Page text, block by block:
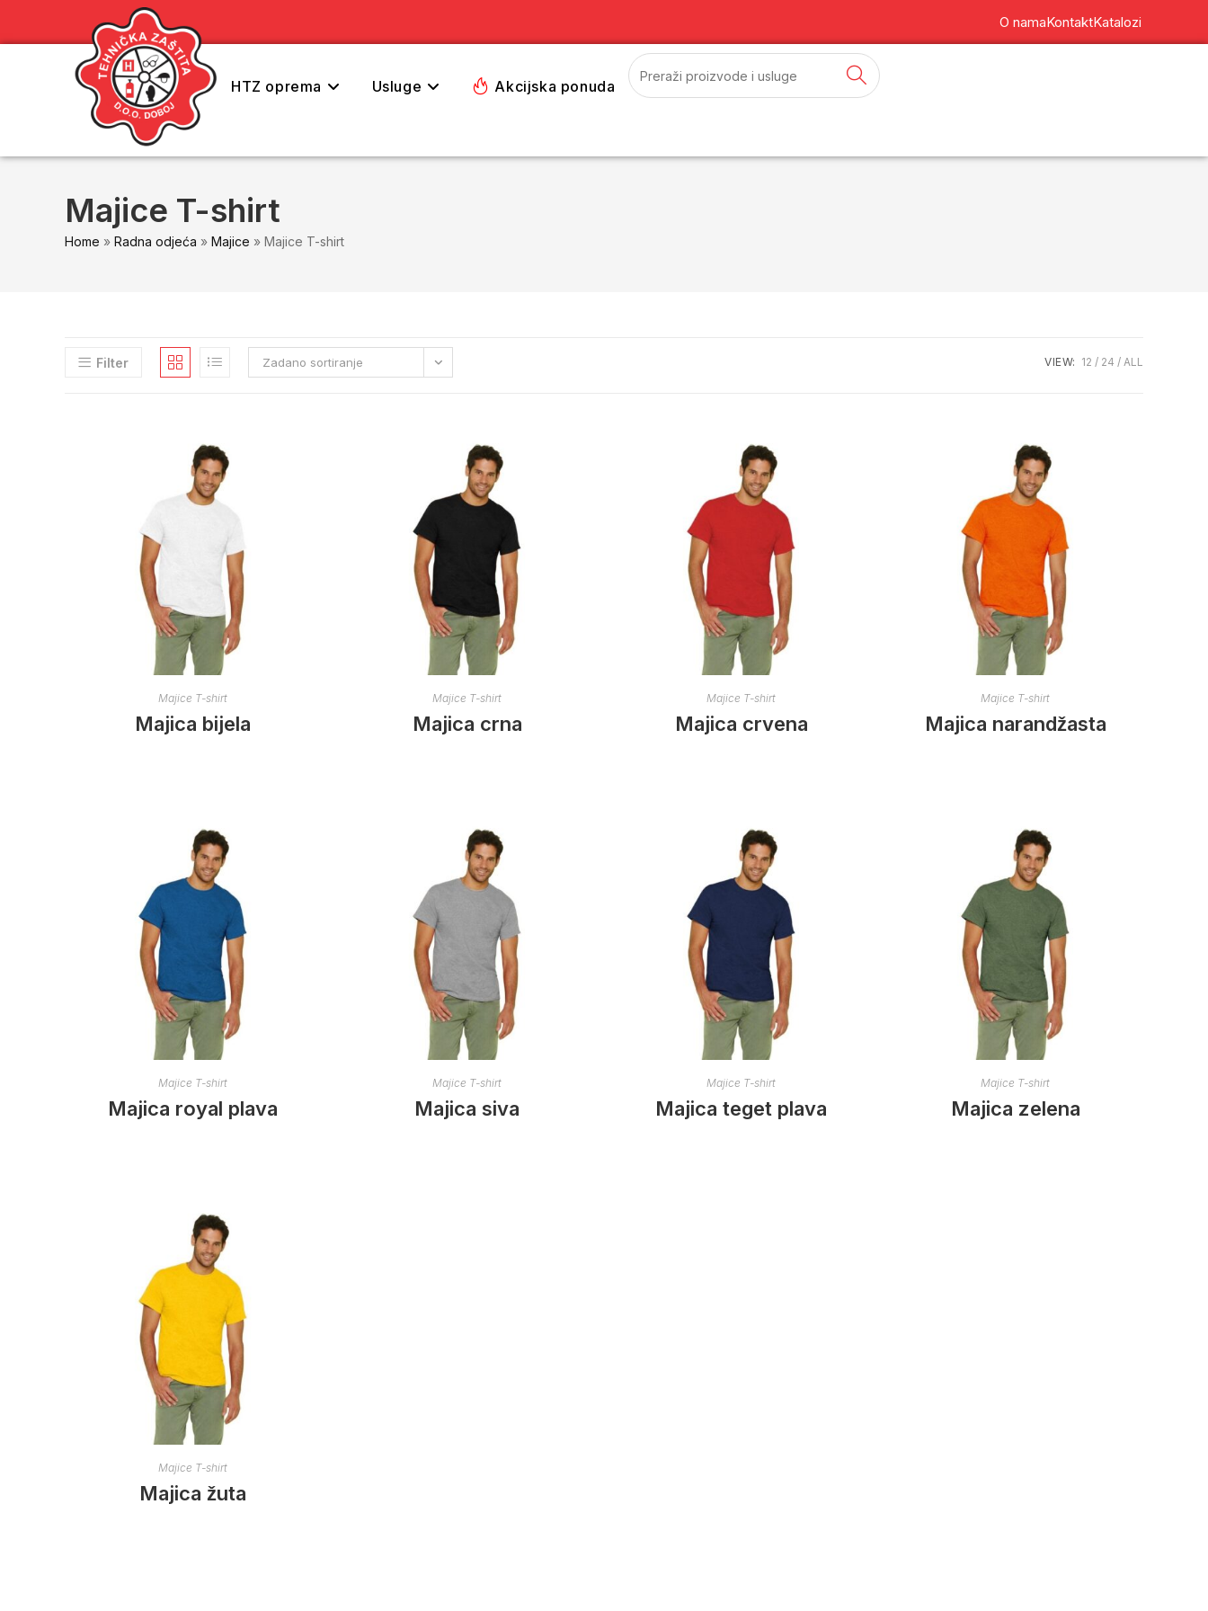
O namaKontaktKatalozi
HTZ oprema Usluge Akcijska ponuda
Majice T-shirt
Home » Radna odjeća » Majice » Majice T-shirt
Filter Zadano sortiranje VIEW: 12 24 ALL
Majice T-shirt
Majica bijela
Majice T-shirt
Majica crna
Majice T-shirt
Majica crvena
Majice T-shirt
Majica narandžasta
Majice T-shirt
Majica royal plava
Majice T-shirt
Majica siva
Majice T-shirt
Majica teget plava
Majice T-shirt
Majica zelena
Majice T-shirt
Majica žuta